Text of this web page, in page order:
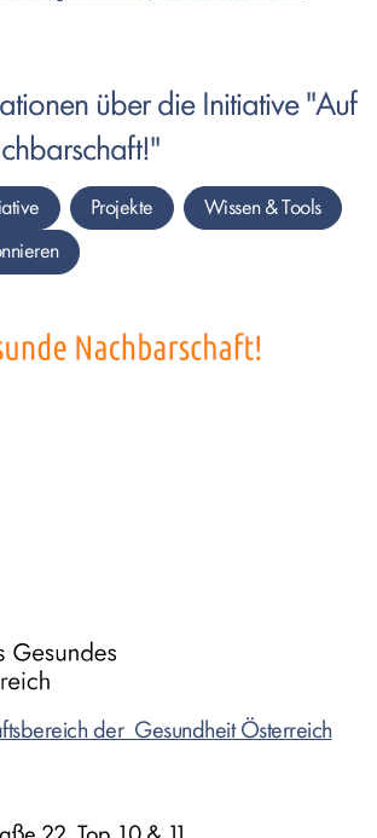
über die Initiative "Auf
Projekte Wissen &Tools
der Gesundheit Österreich